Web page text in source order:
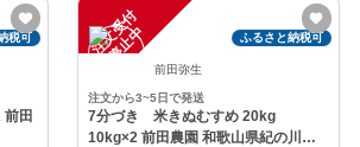
税可
田
注
文
受
付
停
止
中 ふるさと納税可
前田弥生
注文から3~5日で発送
7分づき 米きぬむすめ 20kg
10kg×2 前田農園 和歌山県紀の川市